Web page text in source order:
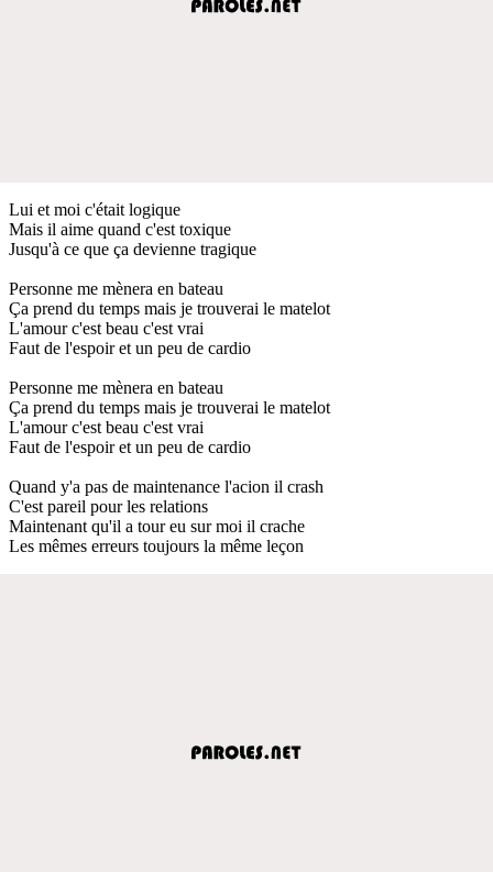
Lui et moi c'était logique
Mais il aime quand c'est toxique
Jusqu'à ce que ça devienne tragique
Personne me mènera en bateau
Ça prend du temps mais je trouverai le matelot
L'amour c'est beau c'est vrai
Faut de l'espoir et un peu de cardio
Personne me mènera en bateau
Ça prend du temps mais je trouverai le matelot
L'amour c'est beau c'est vrai
Faut de l'espoir et un peu de cardio
Quand y'a pas de maintenance l'acion il crash
C'est pareil pour les relations
Maintenant qu'il a tour eu sur moi il crache
Les mêmes erreurs toujours la même leçon